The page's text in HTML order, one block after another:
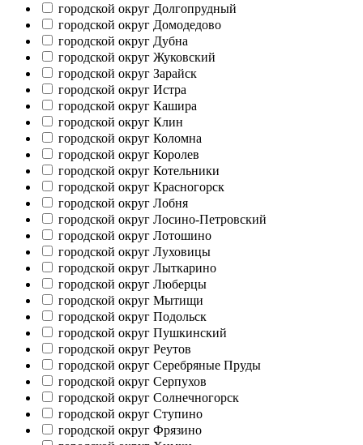
городской округ Долгопрудный
городской округ Домодедово
городской округ Дубна
городской округ Жуковский
городской округ Зарайск
городской округ Истра
городской округ Кашира
городской округ Клин
городской округ Коломна
городской округ Королев
городской округ Котельники
городской округ Красногорск
городской округ Лобня
городской округ Лосино-Петровский
городской округ Лотошино
городской округ Луховицы
городской округ Лыткарино
городской округ Люберцы
городской округ Мытищи
городской округ Подольск
городской округ Пушкинский
городской округ Реутов
городской округ Серебряные Пруды
городской округ Серпухов
городской округ Солнечногорск
городской округ Ступино
городской округ Фрязино